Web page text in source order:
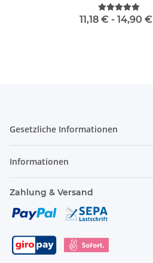
11,18 € - 14,90 €
Gesetzliche Informationen
Informationen
Zahlung & Versand